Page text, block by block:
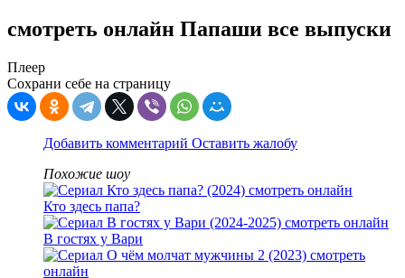
смотреть онлайн Папаши все выпуски
Плеер
Сохрани себе на страницу
Добавить комментарий Оставить жалобу
Похожие шоу
Кто здесь папа?
В гостях у Вари